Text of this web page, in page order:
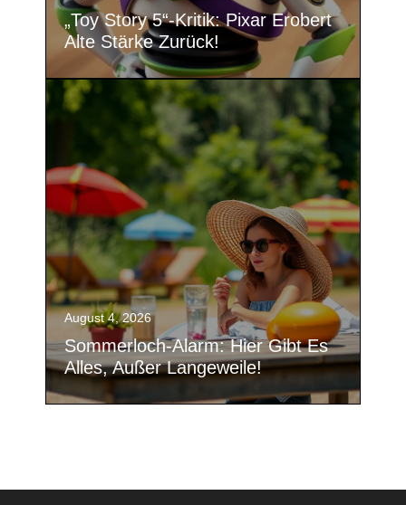
„Toy Story 5“-Kritik: Pixar Erobert
Alte Stärke Zurück!
August 4, 2026
Sommerloch-Alarm: Hier Gibt Es
Alles, Außer Langeweile!